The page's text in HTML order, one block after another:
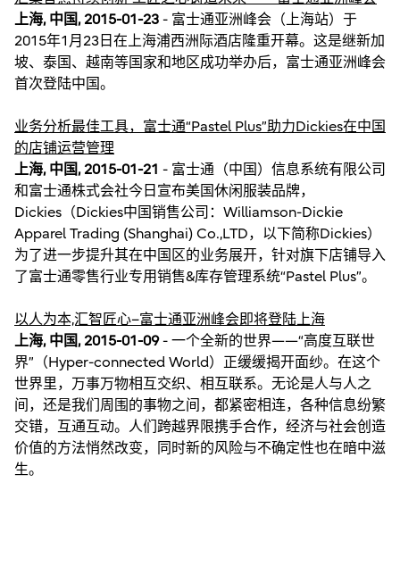
上海, 中国, 2015-01-23 - 富士通亚洲峰会（上海站）于
2015年1月23日在上海浦西洲际酒店隆重开幕。这是继新加
坡、泰国、越南等国家和地区成功举办后，富士通亚洲峰会
首次登陆中国。
业务分析最佳工具，富士通“Pastel Plus”助力Dickies在中国
的店铺运营管理
上海, 中国, 2015-01-21 - 富士通（中国）信息系统有限公司
和富士通株式会社今日宣布美国休闲服装品牌，
Dickies（Dickies中国销售公司：Williamson-Dickie
Apparel Trading (Shanghai) Co.,LTD，以下简称Dickies）
为了进一步提升其在中国区的业务展开，针对旗下店铺导入
了富士通零售行业专用销售&库存管理系统“Pastel Plus”。
以人为本,汇智匠心–富士通亚洲峰会即将登陆上海
上海, 中国, 2015-01-09- 一个全新的世界——“高度互联世
界”（Hyper-connected World）正缓缓揭开面纱。在这个
世界里，万事万物相互交织、相互联系。无论是人与人之
间，还是我们周围的事物之间，都紧密相连，各种信息纷繁
交错，互通互动。人们跨越界限携手合作，经济与社会创造
价值的方法悄然改变，同时新的风险与不确定性也在暗中滋
生。